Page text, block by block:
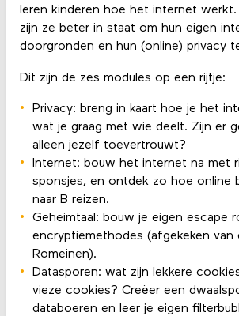
leren kinderen hoe het internet werkt.
zijn ze beter in staat om hun eigen
doorgronden en hun (online) privacy
Dit zijn de zes modules op een rijtje:
Privacy: breng in kaart hoe je het
wat je graag met wie deelt. Zijn er
alleen jezelf toevertrouwt?
Internet: bouw het internet na met
sponsjes, en ontdek zo hoe online
naar B reizen.
Geheimtaal: bouw je eigen escape
encryptiemethodes (afgekeken van
Romeinen).
Datasporen: wat zijn lekkere
vieze cookies? Creëer een
databoeren en leer je eigen